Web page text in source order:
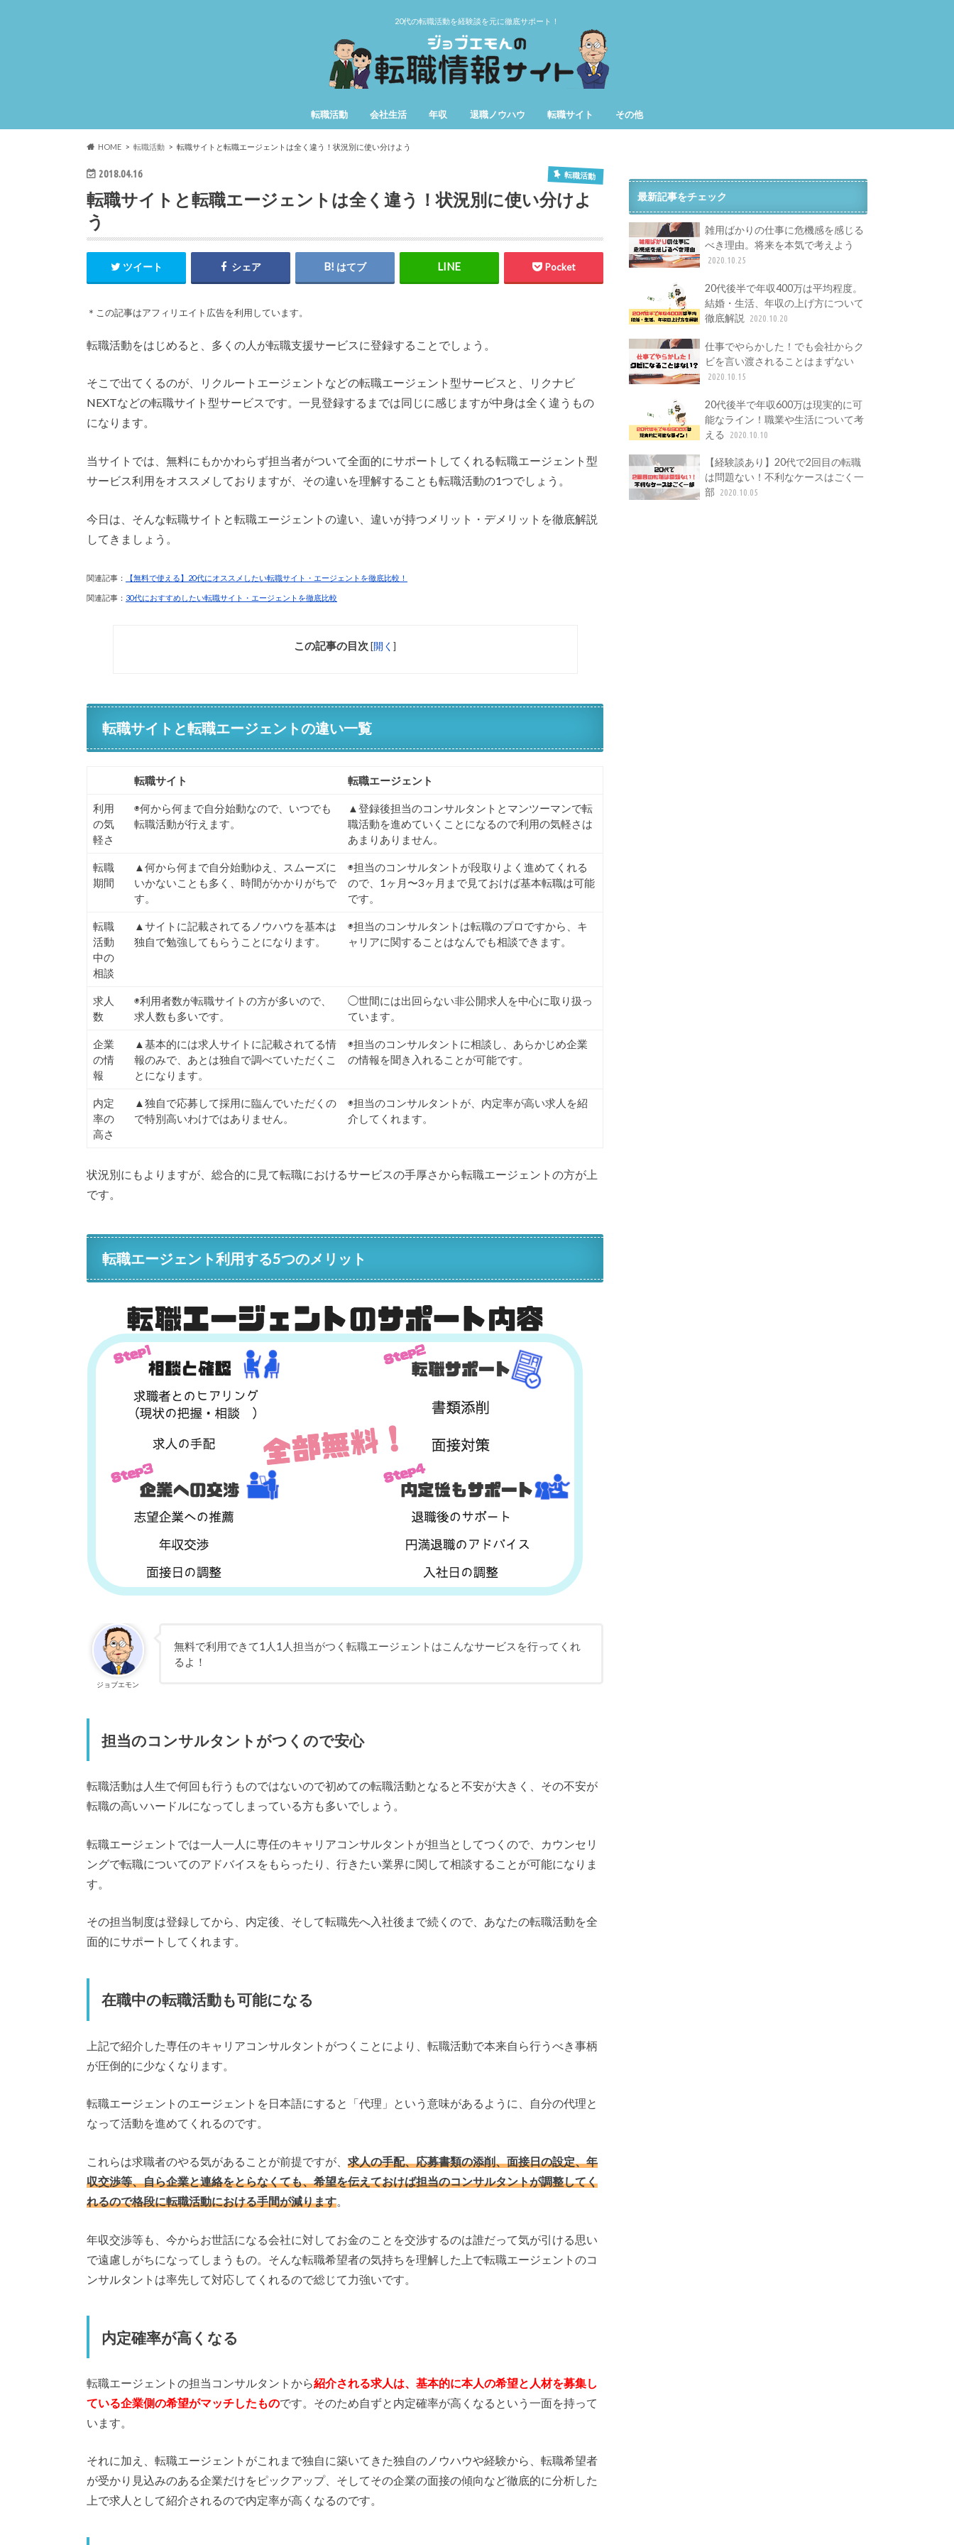
20代の転職活動を経験談を元に徹底サポート！
転職活動 会社生活 年収 退職ノウハウ 転職サイト その他
HOME 転職活動 転職サイトと転職エージェントは全く違う！状況別に使い分けよう
2018.04.16 転職活動
転職サイトと転職エージェントは全く違う！状況別に使い分けよ
う
ツイート シェア はてブ Pocket
＊この記事はアフィリエイト広告を利用しています。
転職活動をはじめると、多くの人が転職支援サービスに登録することでしょう。
そこで出てくるのが、リクルートエージェントなどの転職エージェント型サービスと、リクナビ
NEXTなどの転職サイト型サービスです。一見登録するまでは同じに感じますが中身は全く違うもの
になります。
当サイトでは、無料にもかかわらず担当者がついて全面的にサポートしてくれる転職エージェント型
サービス利用をオススメしておりますが、その違いを理解することも転職活動の1つでしょう。
今日は、そんな転職サイトと転職エージェントの違い、違いが持つメリット・デメリットを徹底解説
してきましょう。
関連記事： 【無料で使える】20代にオススメしたい転職サイト・エージェントを徹底比較！
関連記事： 30代におすすめしたい転職サイト・エージェントを徹底比較
この記事の目次 [開く ]
転職サイトと転職エージェントの違い一覧
転職サイト 転職エージェント
利用
の気
軽さ
◉何から何まで自分始動なので、いつでも
転職活動が行えます。
▲登録後担当のコンサルタントとマンツーマンで転
職活動を進めていくことになるので利用の気軽さは
あまりありません。
転職
期間
▲何から何まで自分始動ゆえ、スムーズに
いかないことも多く、時間がかかりがちで
す。
◉担当のコンサルタントが段取りよく進めてくれる
ので、1ヶ月〜3ヶ月まで見ておけば基本転職は可能
です。
転職
活動
中の
相談
▲サイトに記載されてるノウハウを基本は
独自で勉強してもらうことになります。
◉担当のコンサルタントは転職のプロですから、キ
ャリアに関することはなんでも相談できます。
求人
数
◉利用者数が転職サイトの方が多いので、
求人数も多いです。
◯世間には出回らない非公開求人を中心に取り扱っ
ています。
企業
の情
報
▲基本的には求人サイトに記載されてる情
報のみで、あとは独自で調べていただくこ
とになります。
◉担当のコンサルタントに相談し、あらかじめ企業
の情報を聞き入れることが可能です。
内定
率の
高さ
▲独自で応募して採用に臨んでいただくの
で特別高いわけではありません。
◉担当のコンサルタントが、内定率が高い求人を紹
介してくれます。
状況別にもよりますが、総合的に見て転職におけるサービスの手厚さから転職エージェントの方が上
です。
転職エージェント利用する5つのメリット
ジョブエモン
無料で利用できて1人1人担当がつく転職エージェントはこんなサービスを行ってくれ
るよ！
担当のコンサルタントがつくので安心
転職活動は人生で何回も行うものではないので初めての転職活動となると不安が大きく、その不安が
転職の高いハードルになってしまっている方も多いでしょう。
転職エージェントでは一人一人に専任のキャリアコンサルタントが担当としてつくので、カウンセリ
ングで転職についてのアドバイスをもらったり、行きたい業界に関して相談することが可能になりま
す。
その担当制度は登録してから、内定後、そして転職先へ入社後まで続くので、あなたの転職活動を全
面的にサポートしてくれます。
在職中の転職活動も可能になる
上記で紹介した専任のキャリアコンサルタントがつくことにより、転職活動で本来自ら行うべき事柄
が圧倒的に少なくなります。
転職エージェントのエージェントを日本語にすると「代理」という意味があるように、自分の代理と
なって活動を進めてくれるのです。
これらは求職者のやる気があることが前提ですが、 求人の手配、応募書類の添削、面接日の設定、年
収交渉等、自ら企業と連絡をとらなくても、希望を伝えておけば担当のコンサルタントが調整してく
れるので格段に転職活動における手間が減ります。
年収交渉等も、今からお世話になる会社に対してお金のことを交渉するのは誰だって気が引ける思い
で遠慮しがちになってしまうもの。そんな転職希望者の気持ちを理解した上で転職エージェントのコ
ンサルタントは率先して対応してくれるので総じて力強いです。
内定確率が高くなる
転職エージェントの担当コンサルタントから紹介される求人は、基本的に本人の希望と人材を募集し
ている企業側の希望がマッチしたものです。そのため自ずと内定確率が高くなるという一面を持って
います。
それに加え、転職エージェントがこれまで独自に築いてきた独自のノウハウや経験から、転職希望者
が受かり見込みのある企業だけをピックアップ、そしてその企業の面接の傾向など徹底的に分析した
上で求人として紹介されるので内定率が高くなるのです。
最新記事をチェック
雑用ばかりの仕事に危機感を感じる
べき理由。将来を本気で考えよう
2020.10.25
20代後半で年収400万は平均程度。
結婚・生活、年収の上げ方について
徹底解説
2020.10.20
仕事でやらかした！でも会社からク
ビを言い渡されることはまずない
2020.10.15
20代後半で年収600万は現実的に可
能なライン！職業や生活について考
える
2020.10.10
【経験談あり】20代で2回目の転職
は問題ない！不利なケースはごく一
部
2020.10.05